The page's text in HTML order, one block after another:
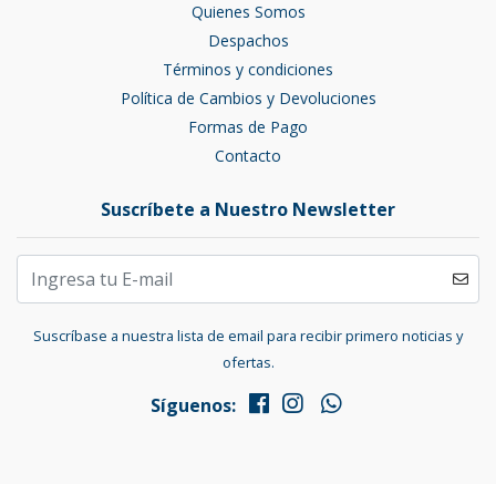
Quienes Somos
Despachos
Términos y condiciones
Política de Cambios y Devoluciones
Formas de Pago
Contacto
Suscríbete a Nuestro Newsletter
Suscríbase a nuestra lista de email para recibir primero noticias y
ofertas.
Síguenos: